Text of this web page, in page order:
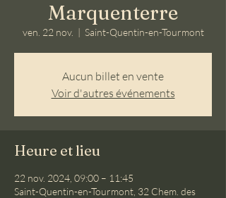
Marquenterre
ven. 22 nov.
  |
Saint-Quentin-en-Tourmont
Aucun billet en vente
Voir d'autres événements
Heure et lieu
22 nov. 2024, 09:00 – 11:45
Saint-Quentin-en-Tourmont, 32 Chem. des